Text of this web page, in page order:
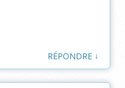
RÉPONDRE ↓